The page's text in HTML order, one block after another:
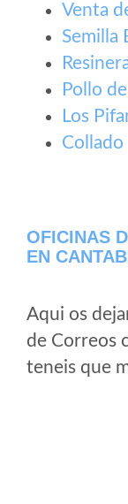
Venta
Semilla
Pollo
Los
Collado
OFICINAS
EN
Aqui os
de Correos
teneis que